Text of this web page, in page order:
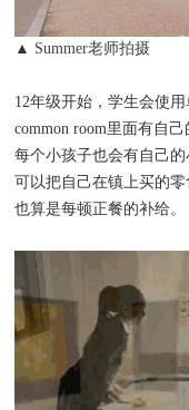
▲ Summer老师拍摄
12年级开始，学生会使用
common room里面有自己
每个小孩子也会有自己的
可以把自己在镇上买的零
也算是每顿正餐的补给。